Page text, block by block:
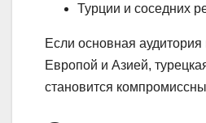
Турции и соседних
Если основная
Европой и Азией,
становится